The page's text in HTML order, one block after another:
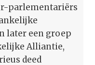
parlementariërs
later een groep
Alliantie,
deed